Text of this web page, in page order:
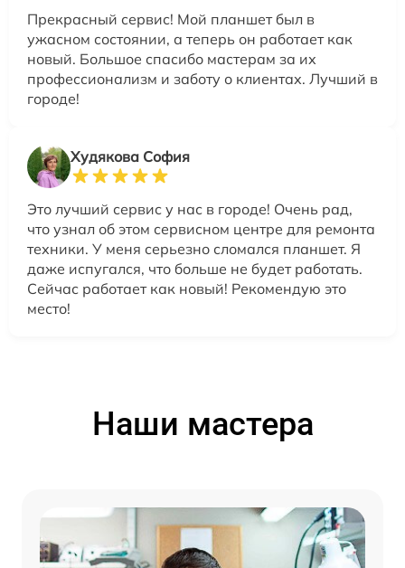
Прекрасный сервис! Мой планшет был в
ужасном состоянии, а теперь он работает как
новый. Большое спасибо мастерам за их
профессионализм и заботу о клиентах. Лучший в
городе!
Худякова София
Это лучший сервис у нас в городе! Очень рад,
что узнал об этом сервисном центре для ремонта
техники. У меня серьезно сломался планшет. Я
даже испугался, что больше не будет работать.
Сейчас работает как новый! Рекомендую это
место!
Наши мастера